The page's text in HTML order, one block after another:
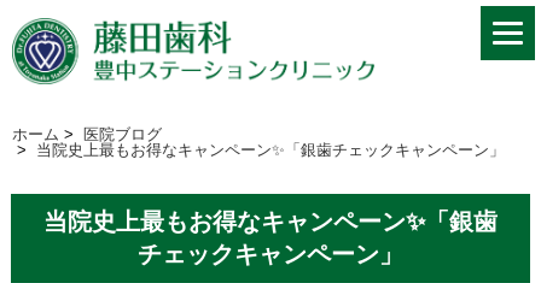
ホーム > 医院ブログ
> 当院史上最もお得なキャンペーン✨「銀歯チェックキャンペーン」
当院史上最もお得なキャンペーン✨「銀歯
チェックキャンペーン」